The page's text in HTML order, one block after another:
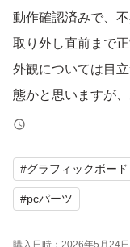
動作確認済みで、
取り外し直前まで
外観については目
態かと思いますが
はご了承ください。
状態は写真にてご
#グラフィックボード
#pcパーツ